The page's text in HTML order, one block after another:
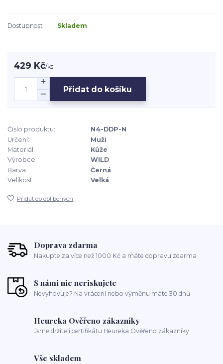
Dostupnost Skladem
429 Kč/ks
Přidat do košíku
Číslo produktu:
N4-DDP-N
Určení:
Muži
Materiál:
Kůže
Výrobce:
WILD
Barva:
Černá
Velikost:
Velká
Přidat do oblíbených
Doprava zdarma
Nakupte za více než 1000 Kč a máte dopravu zdarma
S námi nic neriskujete
Nevyhovuje? Na vrácení nebo výměnu máte 30 dnů
Heureka Ověřeno zákazníky
Jsme držiteli certifikátu Heureka Ověřeno zákazníky
Vše skladem